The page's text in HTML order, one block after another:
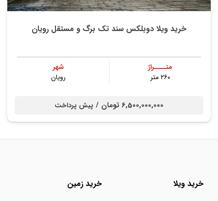
خرید ویلا دوبلکس سند تک برگ و مستقل رویان
متــــراژ
۲۶۰ متر
شهر
رویان
6,500,000,000 تومان / پیش پرداخت
خرید ویلا خرید زمین